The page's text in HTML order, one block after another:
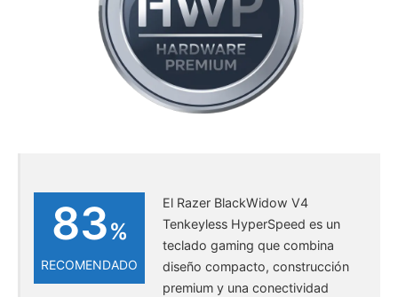
83%
RECOMENDADO
El Razer BlackWidow V4
Tenkeyless HyperSpeed es un
teclado gaming que combina
diseño compacto, construcción
premium y una conectividad